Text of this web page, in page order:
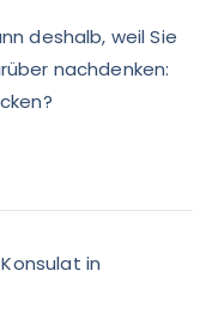
deshalb, weil Sie
nachdenken: